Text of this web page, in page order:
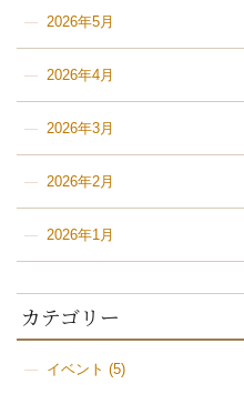
2026年5月
2026年4月
2026年3月
2026年2月
2026年1月
カテゴリー
イベント (5)